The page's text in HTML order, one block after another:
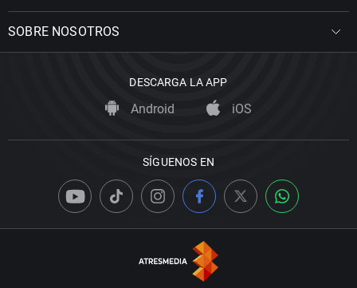
SOBRE NOSOTROS
DESCARGA LA APP
Android iOS
SÍGUENOS EN